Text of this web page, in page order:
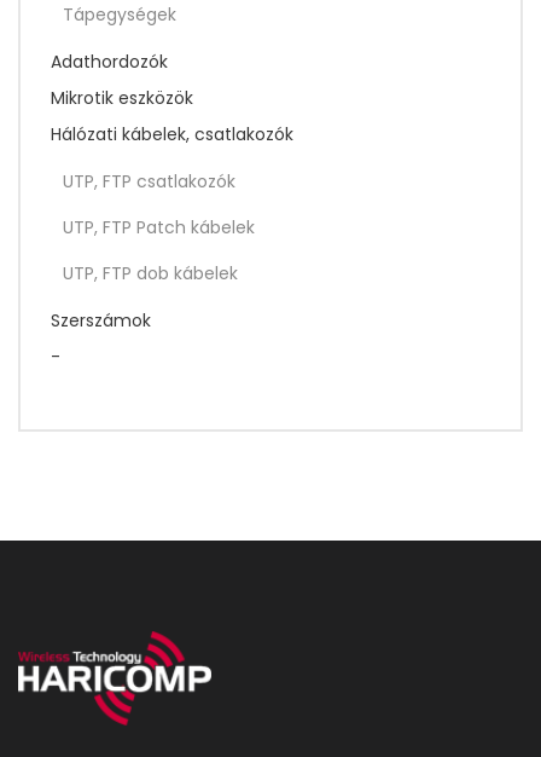
Tápegységek
Adathordozók
Mikrotik eszközök
Hálózati kábelek, csatlakozók
UTP, FTP csatlakozók
UTP, FTP Patch kábelek
UTP, FTP dob kábelek
Szerszámok
-